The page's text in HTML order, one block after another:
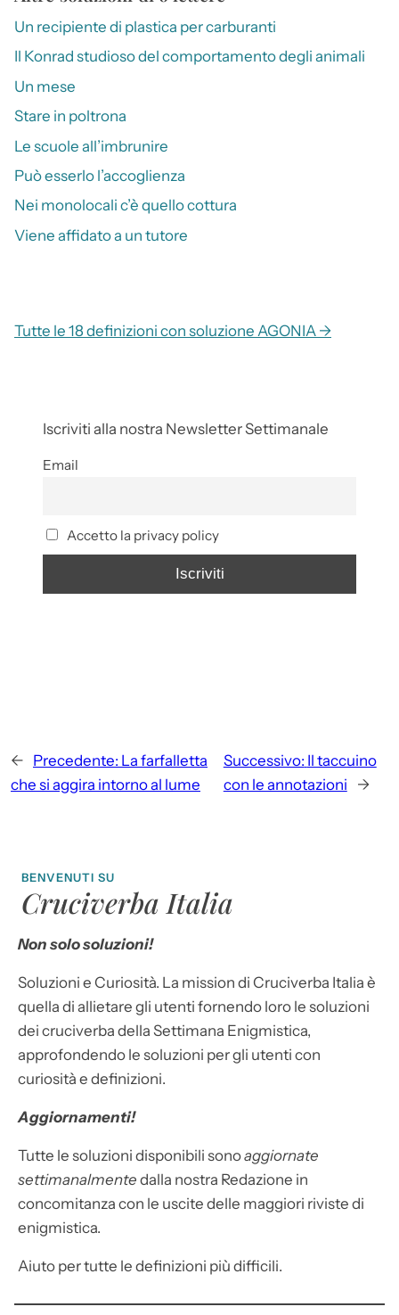
Un recipiente di plastica per carburanti
Il Konrad studioso del comportamento degli animali
Un mese
Stare in poltrona
Le scuole all’imbrunire
Può esserlo l’accoglienza
Nei monolocali c’è quello cottura
Viene affidato a un tutore
Tutte le 18 definizioni con soluzione AGONIA →
Iscriviti alla nostra Newsletter Settimanale
Email
Accetto la privacy policy
← Precedente: La farfalletta
che si aggira intorno al lume
Successivo: Il taccuino
con le annotazioni
→
BENVENUTI SU
Cruciverba Italia
Non solo soluzioni!
Soluzioni e Curiosità. La mission di Cruciverba Italia è
quella di allietare gli utenti fornendo loro le soluzioni
dei cruciverba della Settimana Enigmistica,
approfondendo le soluzioni per gli utenti con
curiosità e definizioni.
Aggiornamenti!
Tutte le soluzioni disponibili sonoaggiornate
settimanalmente dalla nostra Redazione in
concomitanza con le uscite delle maggiori riviste di
enigmistica.
Aiuto per tutte le definizioni più difficili.